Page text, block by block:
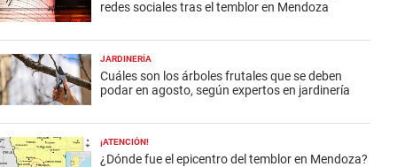
redes sociales tras el temblor en Mendoza
JARDINERÍA
Cuáles son los árboles frutales que se deben
podar en agosto, según expertos en jardinería
¡ATENCIÓN!
¿Dónde fue el epicentro del temblor en Mendoza?